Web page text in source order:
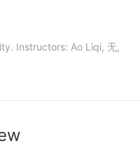
Instructors: Ao Liqi, 无,